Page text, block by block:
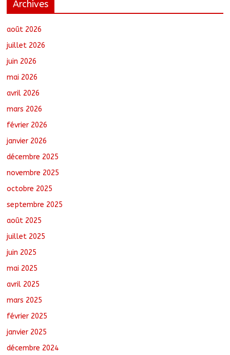
orientés vers leur avenir
Archives
août 2026
juillet 2026
juin 2026
mai 2026
avril 2026
mars 2026
février 2026
janvier 2026
décembre 2025
novembre 2025
octobre 2025
septembre 2025
août 2025
juillet 2025
juin 2025
mai 2025
avril 2025
mars 2025
février 2025
janvier 2025
décembre 2024